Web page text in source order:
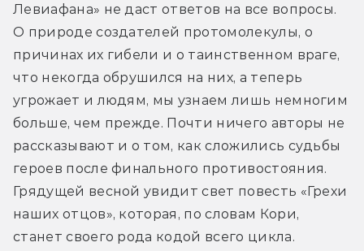
Левиафана» не даст ответов на все вопросы.
О природе создателей протомолекулы, о
причинах их гибели и о таинственном враге,
что некогда обрушился на них, а теперь
угрожает и людям, мы узнаем лишь немногим
больше, чем прежде. Почти ничего авторы не
рассказывают и о том, как сложились судьбы
героев после финального противостояния.
Грядущей весной увидит свет повесть «Грехи
наших отцов», которая, по словам Кори,
станет своего рода кодой всего цикла.